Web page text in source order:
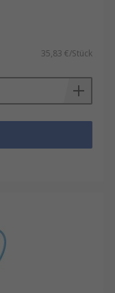
35,83 €/Stück